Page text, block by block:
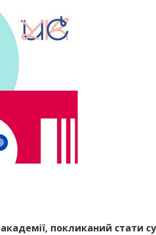
покликаний стати